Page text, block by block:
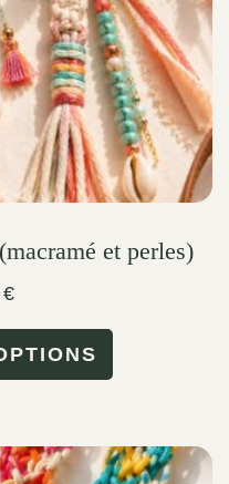
on
the
product
page
et perles)
€
multiple